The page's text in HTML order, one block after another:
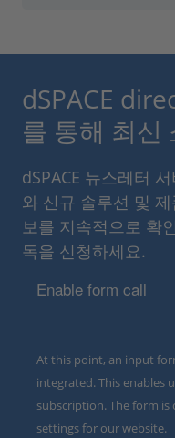
dSPACE
를 통해 최신
dSPACE 뉴스레터
와 신규 솔루션 및
보를 지속적으로 확
독을 신청하세요.
Enable form call
At this point, an input
integrated. This enables
subscription. The form
settings for our website.